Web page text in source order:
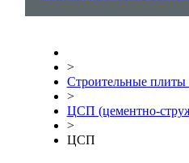
>
Строительные плиты
>
ЦСП (цементно-
>
ЦСП